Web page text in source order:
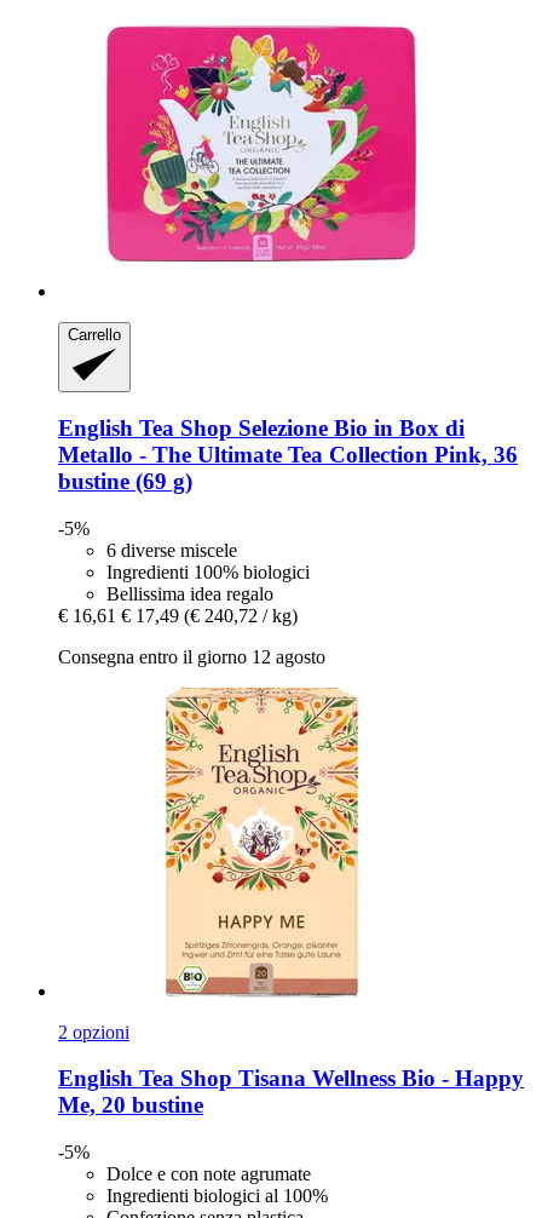
Carrello
English Tea Shop Selezione Bio in Box di
Metallo -​ The Ultimate Tea Collection Pink, 36
bustine (69 g)
-5%
6 diverse miscele
Ingredienti 100% biologici
Bellissima idea regalo
€ 16,61 € 17,49 (€ 240,72 / kg)
Consegna entro il giorno 12 agosto
2 opzioni
English Tea Shop Tisana Wellness Bio -​ Happy
Me, 20 bustine
-5%
Dolce e con note agrumate
Ingredienti biologici al 100%